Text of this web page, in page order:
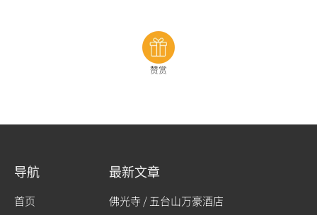
赞赏
导航
首页
最新文章
佛光寺 / 五台山万豪酒店